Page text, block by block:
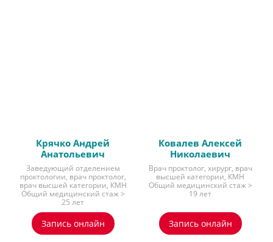
Крячко Андрей
Анатольевич
Заведующий отделением
проктологии, врач проктолог,
врач высшей категории, КМН
Общий медицинский стаж >
25 лет
Запись онлайн
Ковалев Алексей
Николаевич
Врач проктолог, хирург, врач
высшей категории, КМН
Общий медицинский стаж >
19 лет
Запись онлайн